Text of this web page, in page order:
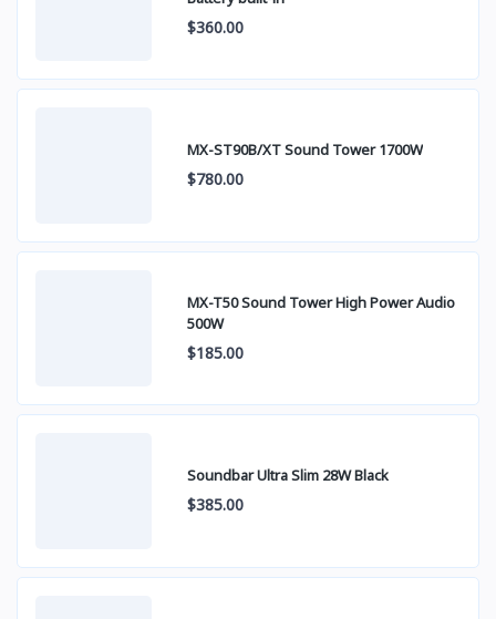
$360.00
MX-ST90B/XT Sound Tower 1700W
$780.00
MX-T50 Sound Tower High Power Audio
500W
$185.00
Soundbar Ultra Slim 28W Black
$385.00